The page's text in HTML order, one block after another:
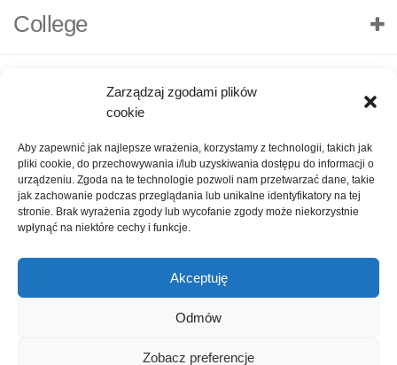
Zarządzaj zgodami plików
cookie
Aby zapewnić jak najlepsze wrażenia, korzystamy z technologii, takich jak
pliki cookie, do przechowywania i/lub uzyskiwania dostępu do informacji o
urządzeniu. Zgoda na te technologie pozwoli nam przetwarzać dane, takie
jak zachowanie podczas przeglądania lub unikalne identyfikatory na tej
stronie. Brak wyrażenia zgody lub wycofanie zgody może niekorzystnie
wpłynąć na niektóre cechy i funkcje.
Akceptuję
Odmów
Zobacz preferencje
College
O nas Polityka Prywatności Kontakt